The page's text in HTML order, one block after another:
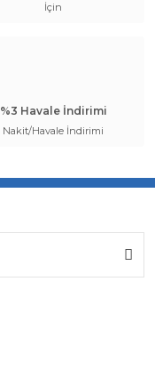
İçin
%3 Havale İndirimi
Nakit/Havale İndirimi